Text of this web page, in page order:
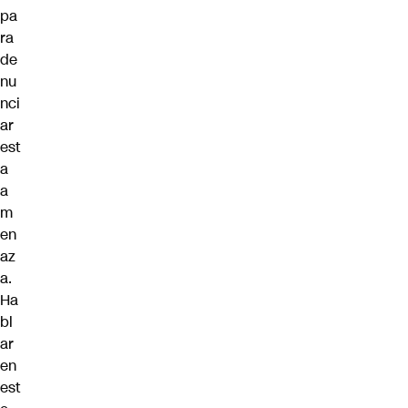
pa
ra
de
nu
nci
ar
est
a
a
m
en
az
a.
Ha
bl
ar
en
est